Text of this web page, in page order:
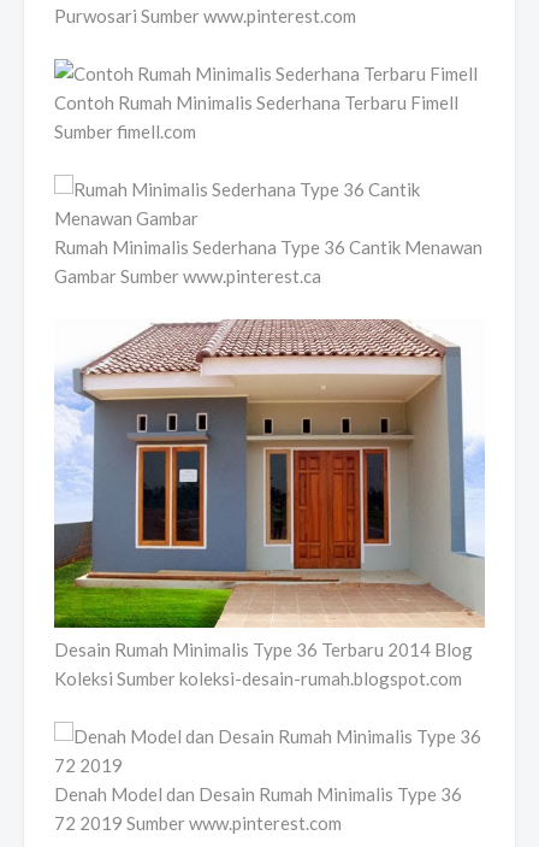
Purwosari Sumber www.pinterest.com
Contoh Rumah Minimalis Sederhana Terbaru Fimell
Sumber fimell.com
Rumah Minimalis Sederhana Type 36 Cantik Menawan
Gambar Sumber www.pinterest.ca
Desain Rumah Minimalis Type 36 Terbaru 2014 Blog
Koleksi Sumber koleksi-desain-rumah.blogspot.com
Denah Model dan Desain Rumah Minimalis Type 36
72 2019 Sumber www.pinterest.com